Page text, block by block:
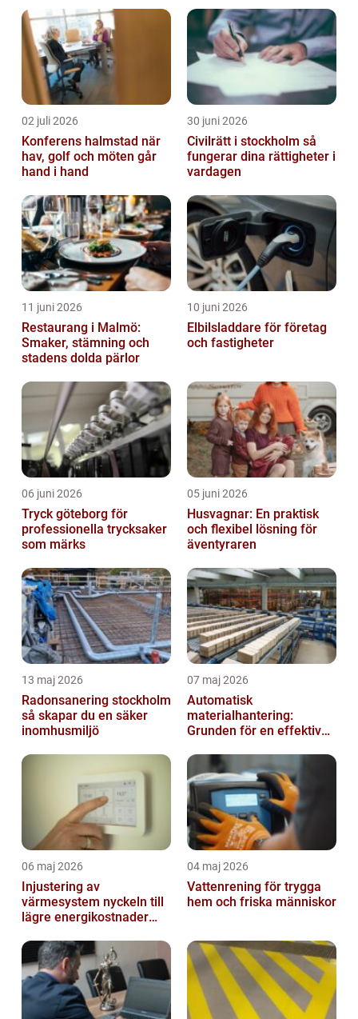
02 juli 2026
Konferens halmstad när
hav, golf och möten går
hand i hand
30 juni 2026
Civilrätt i stockholm så
fungerar dina rättigheter i
vardagen
11 juni 2026
Restaurang i Malmö:
Smaker, stämning och
stadens dolda pärlor
10 juni 2026
Elbilsladdare för företag
och fastigheter
06 juni 2026
Tryck göteborg för
professionella trycksaker
som märks
05 juni 2026
Husvagnar: En praktisk
och flexibel lösning för
äventyraren
13 maj 2026
Radonsanering stockholm
så skapar du en säker
inomhusmiljö
07 maj 2026
Automatisk
materialhantering:
Grunden för en effektiv
06 maj 2026
Injustering av
värmesystem nyckeln till
lägre energikostnader
inomhusklimat
04 maj 2026
Vattenrening för trygga
hem och friska människor